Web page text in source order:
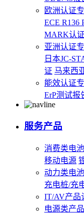
欧洲认证
ECE R136
MARK认证
亚洲认证
日本JC-
证 马来西
能效认证
ErP测试报
服务产品
消费类电
移动电源
动力类电
充电桩/充
IT/AV产品
电源类产